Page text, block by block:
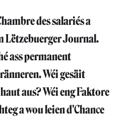
des salariés a
Journal.
ass permanent
Wéi gesäit
aus? Wéi eng Faktore
a wou leien d'Chance